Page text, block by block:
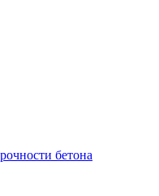
бетона